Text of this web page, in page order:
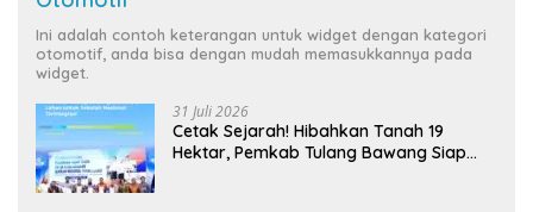
Ini adalah contoh keterangan untuk widget dengan kategori
otomotif, anda bisa dengan mudah memasukkannya pada
widget.
31 Juli 2026
Cetak Sejarah! Hibahkan Tanah 19
Hektar, Pemkab Tulang Bawang Siap